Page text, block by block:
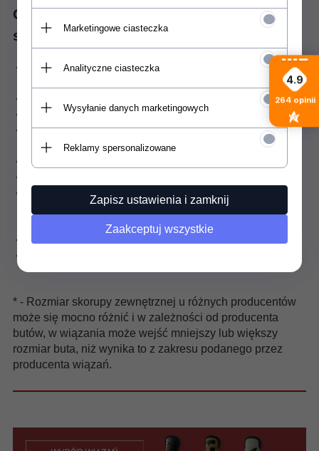
Charakterystyka wiązań
snowboardowych Raven S230
Przeznaczenie: Allmountain - uniwersalne wiązania
Symetryczna łyżka z tworzywa
Kompozytowa baza z regulacją rozmiaru i piętką z
tworzywa
Dolny pasek Cap strap z regulacją długości
to mega łatwe odpinanie nawet mocno zaciągniętych
Pełny komplet - wiązania, dyski, śruby
* - Rozmiar skorupy zewnętrznej u różnych producentów
może się mocno różnić i w zależności od producenta
butów, w wiązania może wejść mniejszy lub większy
rozmiar buta, niż wynika to z zakresu podanego przez
producenta wiązań.
Marketingowe ciasteczka
Analityczne ciasteczka
Wysyłanie danych marketingowych
Reklamy spersonalizowane
Zapisz ustawienia i zamknij
Zaakceptuj wszystkie
4.9
264 opinii